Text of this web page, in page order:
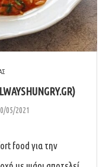
05/2021
food για την